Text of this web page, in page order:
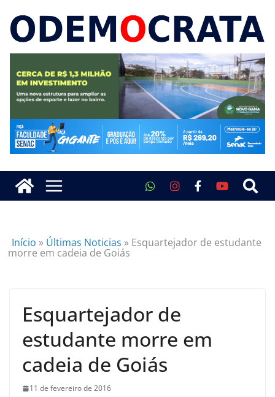
Início » Últimas Noticias » Esquartejador de estudante
morre em cadeia de Goiás
Esquartejador de
estudante morre em
cadeia de Goiás
11 de fevereiro de 2016